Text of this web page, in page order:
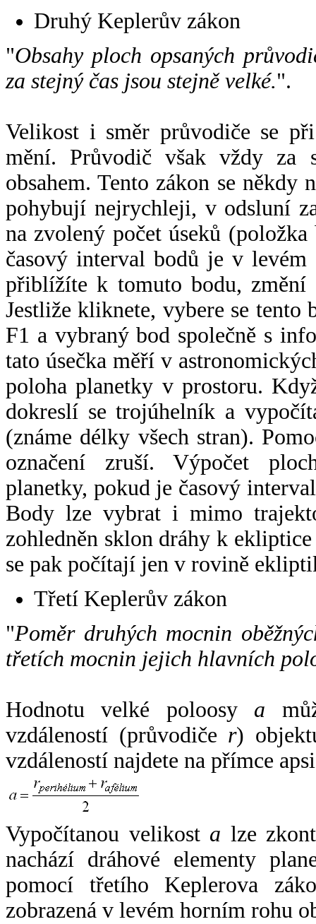
Druhý Keplerův zákon
"Obsahy ploch opsaných
za stejný čas jsou stejně velké.".
Velikost i směr průvodiče se
mění. Průvodič však vždy za
obsahem. Tento zákon se někdy
pohybují nejrychleji, v odsluní
na zvolený počet úseků
časový interval bodů je v
přiblížíte k tomuto bodu,
Jestliže kliknete, vybere se tento
F1 a vybraný bod společně s
tato úsečka měří v
poloha planetky v prostoru.
dokreslí se trojúhelník a
(známe délky všech stran).
označení zruší. Výpočet
planetky, pokud je časový
Body lze vybrat i mimo
zohledněn sklon dráhy k
se pak počítají jen v rovině
Třetí Keplerův zákon
"Poměr druhých mocnin
třetích mocnin jejich hlavních
Hodnotu velké poloosy a
vzdáleností (průvodiče r)
vzdáleností najdete na přímce
Vypočítanou velikost a lze
nachází dráhové elementy
pomocí třetího Keplerova
zobrazená v levém horním rohu